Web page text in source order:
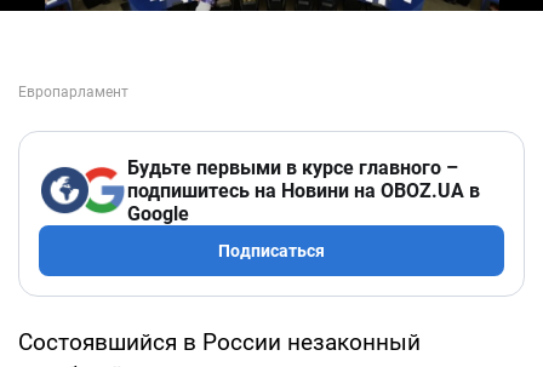
Будьте первыми в курсе главного –
подпишитесь на Новини на OBOZ.UA в
Google
Подписаться
Состоявшийся в России незаконный